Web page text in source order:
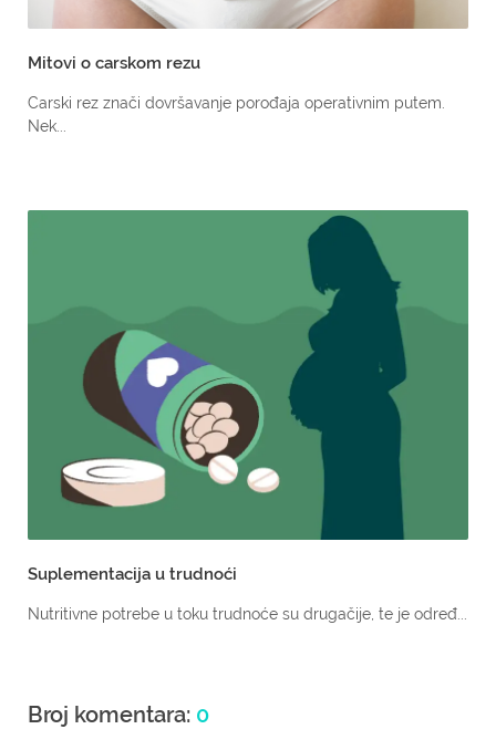
Mitovi o carskom rezu
Carski rez znači dovršavanje porođaja operativnim putem.
Nek...
Suplementacija u trudnoći
Nutritivne potrebe u toku trudnoće su drugačije, te je određ...
Broj komentara: 0